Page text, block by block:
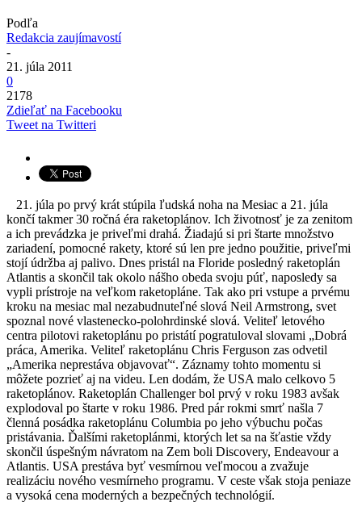
Podľa
Redakcia zaujímavostí
-
21. júla 2011
0
2178
Zdieľať na Facebooku
Tweet na Twitteri
21. júla po prvý krát stúpila ľudská noha na Mesiac a 21. júla
končí takmer 30 ročná éra raketoplánov. Ich životnosť je za zenitom
a ich prevádzka je priveľmi drahá. Žiadajú si pri štarte množstvo
zariadení, pomocné rakety, ktoré sú len pre jedno použitie, priveľmi
stojí údržba aj palivo. Dnes pristál na Floride posledný raketoplán
Atlantis a skončil tak okolo nášho obeda svoju púť, naposledy sa
vypli prístroje na veľkom raketopláne. Tak ako pri vstupe a prvému
kroku na mesiac mal nezabudnuteľné slová Neil Armstrong, svet
spoznal nové vlastenecko-polohrdinské slová. Veliteľ letového
centra pilotovi raketoplánu po pristátí pogratuloval slovami „Dobrá
práca, Amerika. Veliteľ raketoplánu Chris Ferguson zas odvetil
„Amerika neprestáva objavovať“. Záznamy tohto momentu si
môžete pozrieť aj na videu. Len dodám, že USA malo celkovo 5
raketoplánov. Raketoplán Challenger bol prvý v roku 1983 avšak
explodoval po štarte v roku 1986. Pred pár rokmi smrť našla 7
členná posádka raketoplánu Columbia po jeho výbuchu počas
pristávania. Ďalšími raketoplánmi, ktorých let sa na šťastie vždy
skončil úspešným návratom na Zem boli Discovery, Endeavour a
Atlantis. USA prestáva byť vesmírnou veľmocou a zvažuje
realizáciu nového vesmírneho programu. V ceste však stoja peniaze
a vysoká cena moderných a bezpečných technológií.